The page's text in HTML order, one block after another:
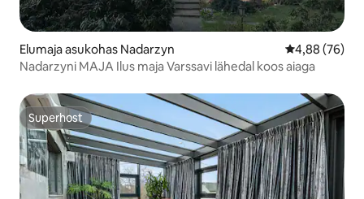
Elumaja asukohas Nadarzyn Keskmine
4,88 (76)
Nadarzyni MAJA Ilus maja Varssavi lähedal koos aiaga
Superhost
Superhost